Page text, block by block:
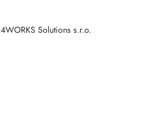
4WORKS Solutions s.r.o.